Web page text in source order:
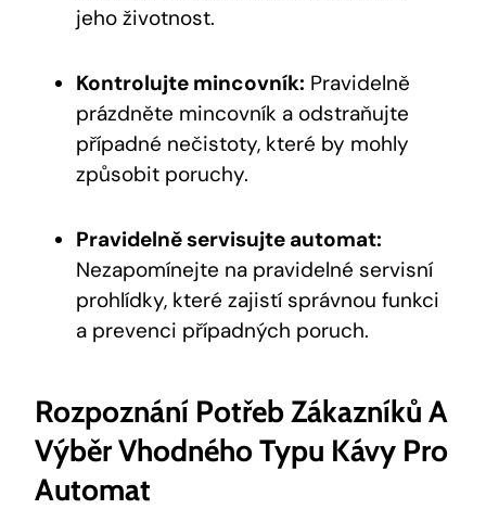
jeho životnost.
Kontrolujte mincovník: Pravidelně
prázdněte mincovník a odstraňujte
případné nečistoty, které by mohly
způsobit poruchy.
Pravidelně servisujte automat:
Nezapomínejte na pravidelné servisní
prohlídky, které zajistí správnou funkci
a prevenci případných poruch.
Rozpoznání Potřeb Zákazníků A
Výběr Vhodného Typu Kávy Pro
Automat